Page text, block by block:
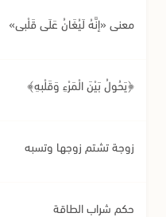
معنى «إِنَّهُ لَيُغَانُ عَلَى قَلْبِي»
﴿يَحُولُ بَيْنَ الْمَرْءِ وَقَلْبِهِ﴾
زوجة تشتم زوجها وتسبه
حكم شراب الطاقة